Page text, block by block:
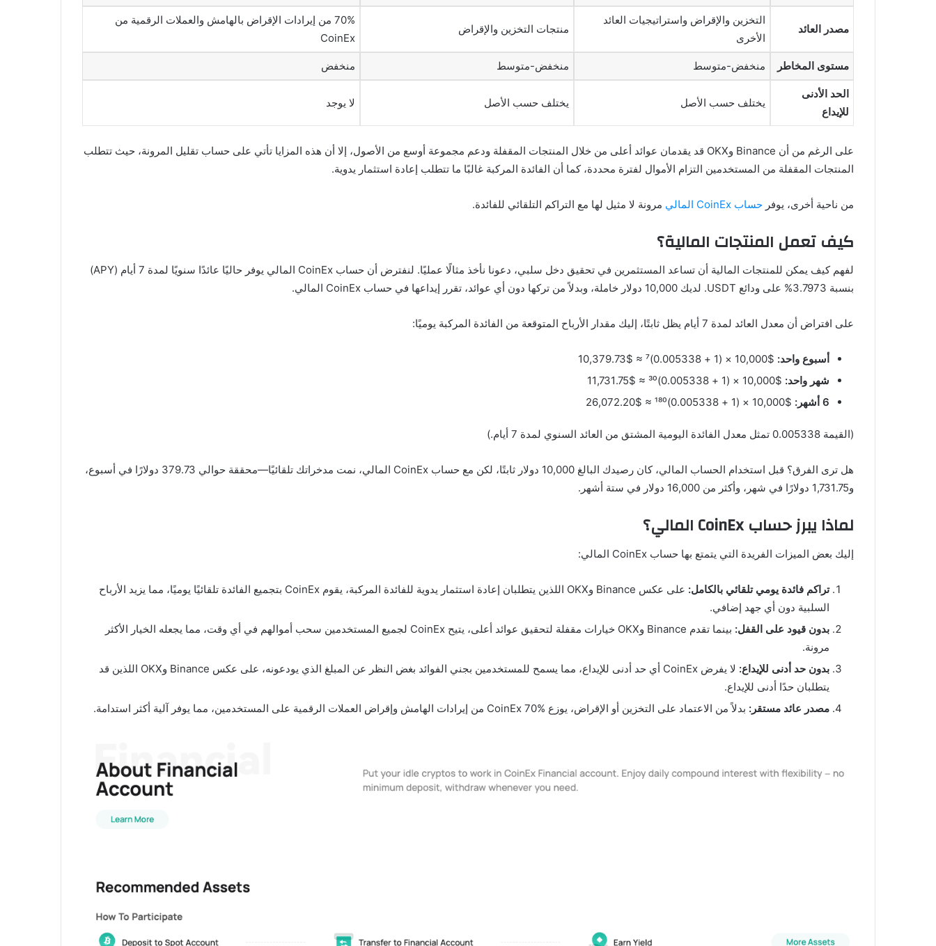
مصدر العائد
التخزين والإقراض واستراتيجيات العائد
الأخرى
منتجات التخزين والإقراض
70% من إيرادات الإقراض بالهامش والعملات الرقمية من
CoinEx
مستوى المخاطر منخفض-متوسط منخفض-متوسط منخفض
الحد الأدنى
للإيداع
يختلف حسب الأصل يختلف حسب الأصل لا يوجد
على الرغم من أن Binance وOKX قد يقدمان عوائد أعلى من خلال المنتجات المقفلة ودعم مجموعة أوسع من الأصول، إلا أن هذه المزايا تأتي على حساب تقليل المرونة، حيث تتطلب
المنتجات المقفلة من المستخدمين التزام الأموال لفترة محددة، كما أن الفائدة المركبة غالبًا ما تتطلب إعادة استثمار يدوية.
من ناحية أخرى، يوفر حساب CoinEx المالي مرونة لا مثيل لها مع التراكم التلقائي للفائدة.
كيف تعمل المنتجات المالية؟
لفهم كيف يمكن للمنتجات المالية أن تساعد المستثمرين في تحقيق دخل سلبي، دعونا نأخذ مثالًا عمليًا. لنفترض أن حساب CoinEx المالي يوفر حاليًا عائدًا سنويًا لمدة 7 أيام (APY)
بنسبة 3.7973% على ودائع USDT. لديك 10,000 دولار خاملة، وبدلاً من تركها دون أي عوائد، تقرر إيداعها في حساب CoinEx المالي.
على افتراض أن معدل العائد لمدة 7 أيام يظل ثابتًا، إليك مقدار الأرباح المتوقعة من الفائدة المركبة يوميًا:
أسبوع واحد: $10,000 × (1 + 0.005338)⁷ ≈ $10,379.73
شهر واحد: $10,000 × (1 + 0.005338)³⁰ ≈ $11,731.75
6 أشهر:
$10,000 × (1 + 0.005338)¹⁸⁰ ≈ $26,072.20
(القيمة 0.005338 تمثل معدل الفائدة اليومية المشتق من العائد السنوي لمدة 7 أيام.)
هل ترى الفرق؟ قبل استخدام الحساب المالي، كان رصيدك البالغ 10,000 دولار ثابتًا، لكن مع حساب CoinEx المالي، نمت مدخراتك تلقائيًا—محققة حوالي 379.73 دولارًا في أسبوع،
و1,731.75 دولارًا في شهر، وأكثر من 16,000 دولار في ستة أشهر.
لماذا يبرز حساب CoinEx المالي؟
إليك بعض الميزات الفريدة التي يتمتع بها حساب CoinEx المالي:
تراكم فائدة يومي تلقائي بالكامل:
على عكس Binance وOKX اللذين يتطلبان إعادة استثمار يدوية للفائدة المركبة، يقوم CoinEx بتجميع الفائدة تلقائيًا يوميًا، مما يزيد الأرباح
السلبية دون أي جهد إضافي.
بدون قيود على القفل:
بينما تقدم Binance وOKX خيارات مقفلة لتحقيق عوائد أعلى، يتيح CoinEx لجميع المستخدمين سحب أموالهم في أي وقت، مما يجعله الخيار الأكثر
مرونة.
بدون حد أدنى للإيداع:
لا يفرض CoinEx أي حد أدنى للإيداع، مما يسمح للمستخدمين بجني الفوائد بغض النظر عن المبلغ الذي يودعونه، على عكس Binance وOKX اللذين قد
يتطلبان حدًا أدنى للإيداع.
مصدر عائد مستقر: بدلاً من الاعتماد على التخزين أو الإقراض، يوزع CoinEx 70% من إيرادات الهامش وإقراض العملات الرقمية على المستخدمين، مما يوفر آلية أكثر استدامة.